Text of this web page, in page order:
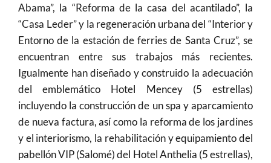
Abama”, la “Reforma de la casa del acantilado”, la
“Casa Leder” y la regeneración urbana del “Interior y
Entorno de la estación de ferries de Santa Cruz”, se
encuentran entre sus trabajos más recientes.
Igualmente han diseñado y construido la adecuación
del emblemático Hotel Mencey (5 estrellas)
incluyendo la construcción de un spa y aparcamiento
de nueva factura, así como la reforma de los jardines
y el interiorismo, la rehabilitación y equipamiento del
pabellón VIP (Salomé) del Hotel Anthelia (5 estrellas),